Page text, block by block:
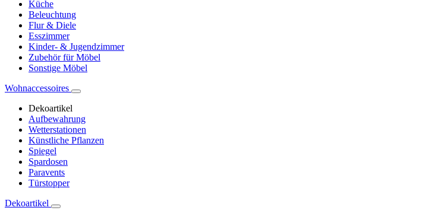
Küche
Beleuchtung
Flur & Diele
Esszimmer
Kinder- & Jugendzimmer
Zubehör für Möbel
Sonstige Möbel
Wohnaccessoires
Dekoartikel
Aufbewahrung
Wetterstationen
Künstliche Pflanzen
Spiegel
Spardosen
Paravents
Türstopper
Dekoartikel